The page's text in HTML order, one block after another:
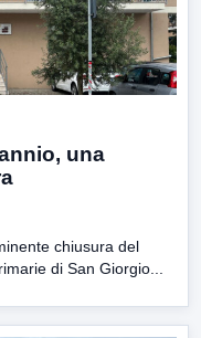
una
chiusura del
di San Giorgio...